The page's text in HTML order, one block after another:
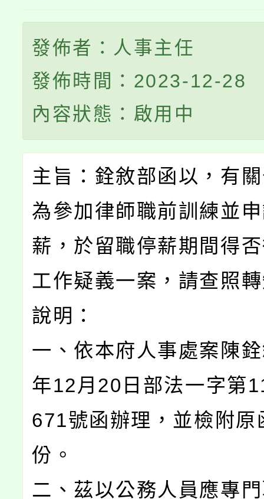
發佈者：人事主任
發佈時間：2023-12-28
內容狀態：啟用中
主旨：銓敘部函以，有
為參加律師職前訓練並
薪，於留職停薪期間得
工作疑義一案，請查照
說明：
一、依本府人事處案陳
年12月20日部法一字第
671號函辦理，並檢附原
份。
二、茲以公務人員應專